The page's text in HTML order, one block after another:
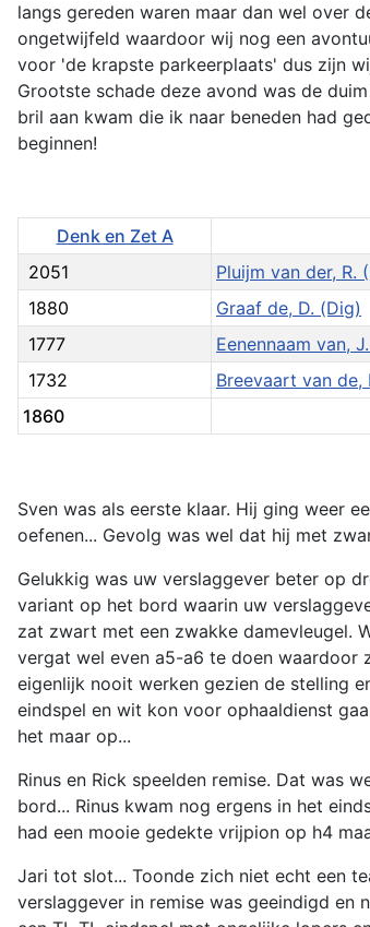
langs gereden waren maar dan wel over
ongetwijfeld waardoor wij nog een
voor 'de krapste parkeerplaats' dus zijn
Grootste schade deze avond was de
bril aan kwam die ik naar beneden had
beginnen!
Denk en Zet A
2051
Pluijm van der, R.
1880
Graaf de, D. (Dig)
1777
Eenennaam van,
1732
Breevaart van de,
1860
Sven was als eerste klaar. Hij ging weer
oefenen... Gevolg was wel dat hij met
Gelukkig was uw verslaggever beter op
variant op het bord waarin uw
zat zwart met een zwakke damevleugel.
vergat wel even a5-a6 te doen waardoor
eigenlijk nooit werken gezien de stelling
eindspel en wit kon voor ophaaldienst
het maar op...
Rinus en Rick speelden remise. Dat was
bord... Rinus kwam nog ergens in het
had een mooie gedekte vrijpion op h4
Jari tot slot... Toonde zich niet echt een
verslaggever in remise was geeindigd en